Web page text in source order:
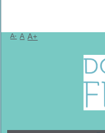
A- A A+